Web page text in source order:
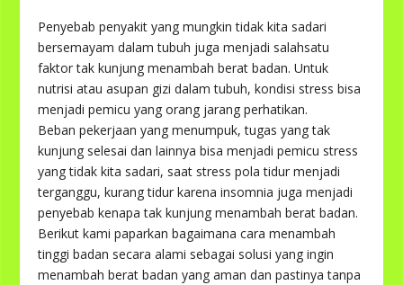
Penyebab penyakit yang mungkin tidak kita sadari
bersemayam dalam tubuh juga menjadi salahsatu
faktor tak kunjung menambah berat badan. Untuk
nutrisi atau asupan gizi dalam tubuh, kondisi stress bisa
menjadi pemicu yang orang jarang perhatikan.
Beban pekerjaan yang menumpuk, tugas yang tak
kunjung selesai dan lainnya bisa menjadi pemicu stress
yang tidak kita sadari, saat stress pola tidur menjadi
terganggu, kurang tidur karena insomnia juga menjadi
penyebab kenapa tak kunjung menambah berat badan.
Berikut kami paparkan bagaimana cara menambah
tinggi badan secara alami sebagai solusi yang ingin
menambah berat badan yang aman dan pastinya tanpa